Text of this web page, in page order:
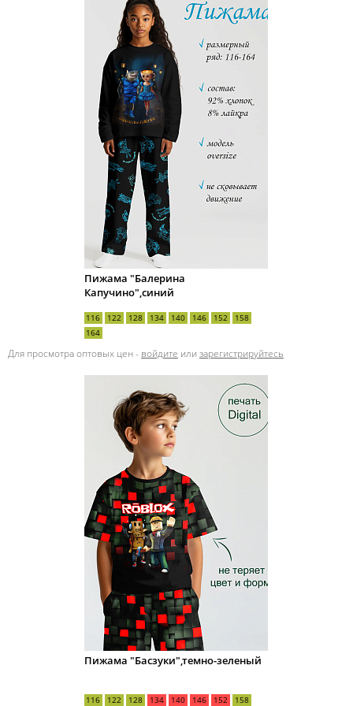
Пижама "Балерина
Капучино",синий
116 122 128 134 140 146 152
158
164
Для просмотра оптовых цен - войдите или зарегистрируйтесь
Пижама "Басзуки",темно-зеленый
116 122 128 134 140 146 152 158